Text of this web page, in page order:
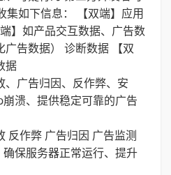
集如下信息： 【双端】应用
】如产品交互数据、广告数
告数据） 诊断数据 【双
据
广告归因、反作弊、安
溃、提供稳定可靠的广告
反作弊 广告归因 广告监测
保服务器正常运行、提升